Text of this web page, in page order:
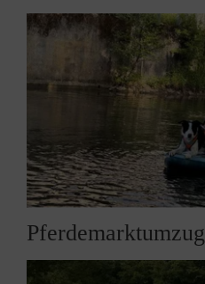
Pferdemarktumzug